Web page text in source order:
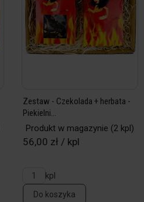
Zestaw - Czekolada + herbata -
Piekielni...
Produkt w magazynie (2 kpl)
56,00 zł / kpl
kpl
Do koszyka